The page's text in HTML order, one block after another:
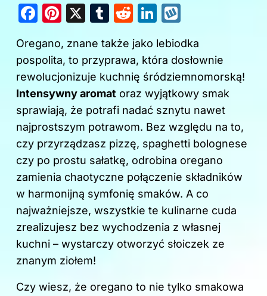
F
c
e
b
o
o
k
Pi
er
e
st
X
T
m
bl
r
R
d
di
t
Li
k
e
dI
n
k
o
p
Oregano, znane także jako lebiodka
pospolita, to przyprawa, która dosłownie
rewolucjonizuje kuchnię śródziemnomorską!
Intensywny aromat oraz wyjątkowy smak
sprawiają, że potrafi nadać sznytu nawet
najprostszym potrawom. Bez względu na to,
czy przyrządzasz pizzę, spaghetti bolognese
czy po prostu sałatkę, odrobina oregano
zamienia chaotyczne połączenie składników
w harmonijną symfonię smaków. A co
najważniejsze, wszystkie te kulinarne cuda
zrealizujesz bez wychodzenia z własnej
kuchni – wystarczy otworzyć słoiczek ze
znanym ziołem!
Czy wiesz, że oregano to nie tylko smakowa